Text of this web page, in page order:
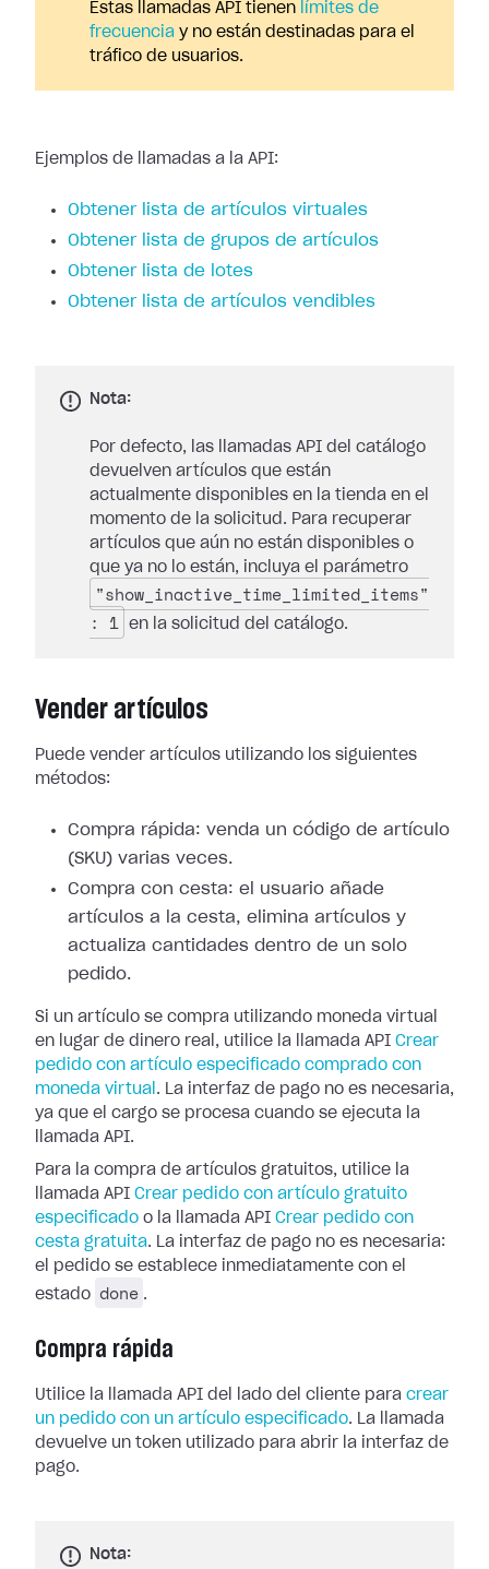
Estas llamadas API tienen
límites de
frecuencia y no están destinadas para el
tráfico de usuarios.
Ejemplos de llamadas a la API:
Obtener lista de artículos virtuales
Obtener lista de grupos de artículos
Obtener lista de lotes
Obtener lista de artículos vendibles
Nota:
Por defecto, las llamadas API del catálogo
devuelven artículos que están
actualmente disponibles en la tienda en el
momento de la solicitud. Para recuperar
artículos que aún no están disponibles o
que ya no lo están, incluya el parámetro
"show_inactive_time_limited_items"
: 1
en la solicitud del catálogo.
Vender artículos
Puede vender artículos utilizando los siguientes
métodos:
Compra rápida: venda un código de artículo
(SKU) varias veces.
Compra con cesta: el usuario añade
artículos a la cesta, elimina artículos y
actualiza cantidades dentro de un solo
pedido.
Si un artículo se compra utilizando moneda virtual
en lugar de dinero real, utilice la llamada API Crear
pedido con artículo especificado comprado con
moneda virtual . La interfaz de pago no es necesaria,
ya que el cargo se procesa cuando se ejecuta la
llamada API.
Para la compra de artículos gratuitos, utilice la
llamada API Crear pedido con artículo gratuito
especificado o la llamada API Crear pedido con
cesta gratuita. La interfaz de pago no es necesaria:
el pedido se establece inmediatamente con el
estado
done .
Compra rápida
Utilice la llamada API del lado del cliente para crear
un pedido con un artículo especificado. La llamada
devuelve un token utilizado para abrir la interfaz de
pago.
Nota: